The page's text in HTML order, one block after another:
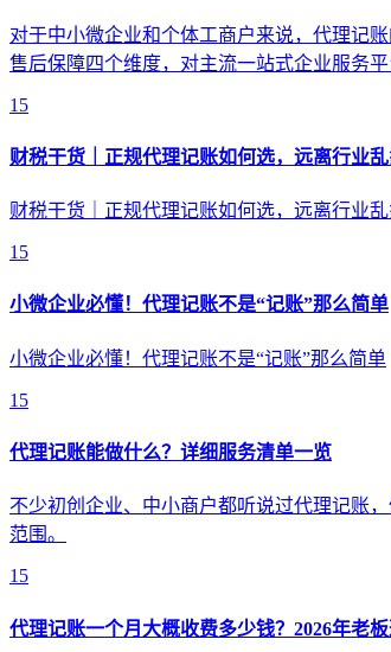
对于中小微企业和个体工商户来说，代理记
售后保障四个维度，对主流一站式企业服务
15
财税干货｜正规代理记账如何选，远离行业乱
财税干货｜正规代理记账如何选，远离行业乱
15
小微企业必懂！代理记账不是“记账”那么简单
小微企业必懂！代理记账不是“记账”那么简单
15
代理记账能做什么？详细服务清单一览
不少初创企业、中小商户都听说过代理记账
范围。
15
代理记账一个月大概收费多少钱？2026年老